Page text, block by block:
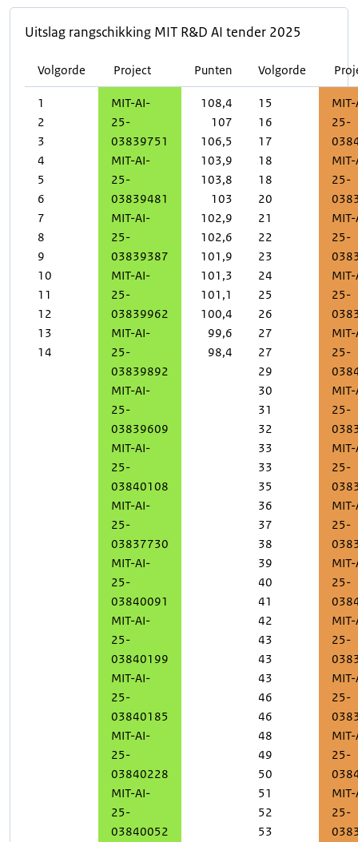
Uitslag rangschikking MIT R&D AI tender 2025
Volgorde Project Punten Volgorde
1
2
3
4
5
6
7
8
9
10
11
12
13
14
MIT-AI-
25-
03839751
MIT-AI-
25-
03839481
MIT-AI-
25-
03839387
MIT-AI-
25-
03839962
MIT-AI-
25-
03839892
MIT-AI-
25-
03839609
MIT-AI-
25-
03840108
MIT-AI-
25-
03837730
MIT-AI-
25-
03840091
MIT-AI-
25-
03840199
MIT-AI-
25-
03840185
MIT-AI-
25-
03840228
MIT-AI-
25-
03840052
108,4
107
106,5
103,9
103,8
103
102,9
102,6
101,9
101,3
101,1
100,4
99,6
98,4
15
16
17
18
18
20
21
22
23
24
25
26
27
27
29
30
31
32
33
33
35
36
37
38
39
40
41
42
43
43
43
46
46
48
49
50
51
52
53
25-
25-
25-
25-
25-
25-
25-
25-
25-
25-
25-
25-
25-